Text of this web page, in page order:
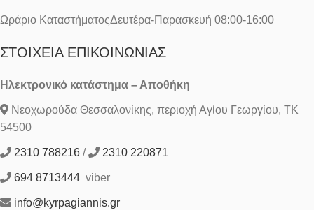
Ωράριο ΚαταστήματοςΔευτέρα-Παρασκευή 08:00-16:00
ΣΤΟΙΧΕΊΑ ΕΠΙΚΟΙΝΩΝΊΑΣ
Ηλεκτρονικό κατάστημα – Αποθήκη
Νεοχωρούδα Θεσσαλονίκης, περιοχή Αγίου Γεωργίου, ΤΚ
54500
2310 788216 / 2310 220871
694 8713444 viber
info@kyrpagiannis.gr